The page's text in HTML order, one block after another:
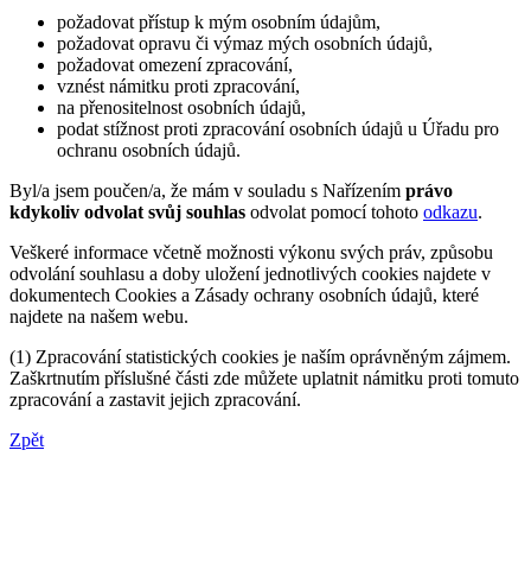
požadovat přístup k mým osobním údajům,
požadovat opravu či výmaz mých osobních údajů,
požadovat omezení zpracování,
vznést námitku proti zpracování,
na přenositelnost osobních údajů,
podat stížnost proti zpracování osobních údajů u Úřadu pro
ochranu osobních údajů.
Byl/a jsem poučen/a, že mám v souladu s Nařízením právo
kdykoliv odvolat svůj souhlas odvolat pomocí tohoto odkazu.
Veškeré informace včetně možnosti výkonu svých práv, způsobu
odvolání souhlasu a doby uložení jednotlivých cookies najdete v
dokumentech Cookies a Zásady ochrany osobních údajů, které
najdete na našem webu.
(1) Zpracování statistických cookies je naším oprávněným zájmem.
Zaškrtnutím příslušné části zde můžete uplatnit námitku proti tomuto
zpracování a zastavit jejich zpracování.
Zpět